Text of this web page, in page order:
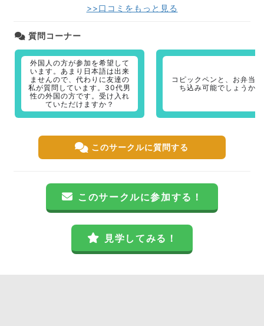
>>口コミをもっと見る
質問コーナー
外国人の方が参加を希望して
います。あまり日本語は出来
ませんので、代わりに友達の
私が質問しています。30代男
性の外国の方です。受け入れ
ていただけますか？
コピックペンと、お弁当
ち込み可能でしょうか？
このサークルに質問する
このサークルに参加する！
見学してみる！